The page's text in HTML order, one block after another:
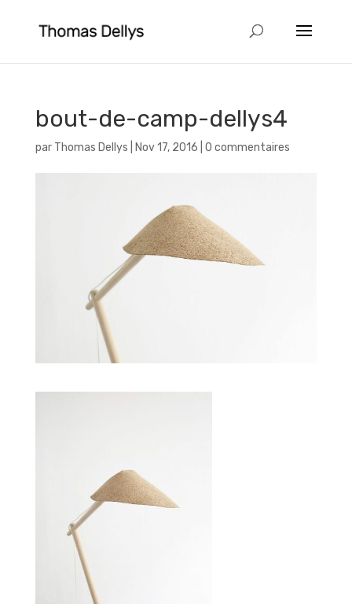
bout-de-camp-dellys4
par Thomas Dellys Nov 17, 2016 0 commentaires